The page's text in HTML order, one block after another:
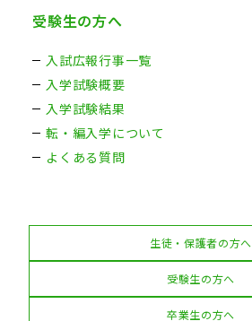
受験生の方へ
入試広報行事一覧
入学試験概要
入学試験結果
転・編入学について
よくある質問
生徒・保護者の方へ
受験生の方へ
卒業生の方へ